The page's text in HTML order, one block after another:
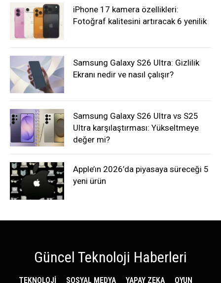
iPhone 17 kamera özellikleri:
Fotoğraf kalitesini artıracak 6 yenilik
Samsung Galaxy S26 Ultra: Gizlilik
Ekranı nedir ve nasıl çalışır?
Samsung Galaxy S26 Ultra vs S25
Ultra karşılaştırması: Yükseltmeye
değer mi?
Apple’ın 2026’da piyasaya süreceği 5
yeni ürün
Güncel Teknoloji Haberleri
TEKNOLOJİ SOSYAL MEDYA YAPAY ZEKA OYUN